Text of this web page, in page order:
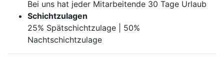
Bei uns hat jeder Mitarbeitende 30 Tage Urlaub
Schichtzulagen
25% Spätschichtzulage | 50%
Nachtschichtzulage